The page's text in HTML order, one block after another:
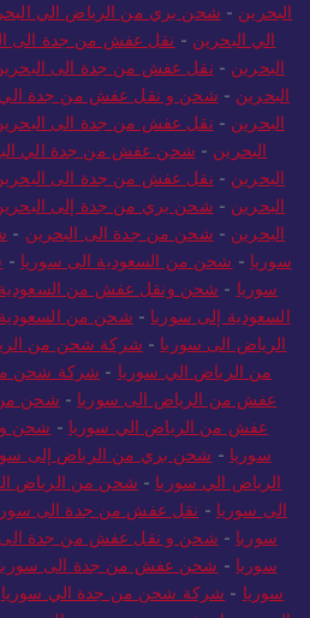
البحرين - شحن بري من الرياض الي
الي البحرين - نقل عفش من جدة الى
البحرين - نقل عفش من جدة الى
البحرين - شحن و نقل عفش من جدة الي
البحرين - نقل عفش من جدة الى
البحرين - شحن عفش من جدة الي
البحرين - نقل عفش من جدة الى
البحرين - شحن بري من جدة إلى
البحرين - شحن من جدة الى البحرين -
سوريا - شحن من السعودية الى سوريا -
سوريا - شحن ونقل عفش من السعودية
السعودية إلى سوريا - شحن من
الرياض الى سوريا - شركة شحن من
من الرياض الي سوريا - شركة شحن
عفش من الرياض الى سوريا - شحن من
عفش من الرياض الي سوريا - شحن
سوريا - شحن بري من الرياض إلى
الرياض الي سوريا - شحن من الرياض
الى سوريا - نقل عفش من جدة الى
سوريا - شحن و نقل عفش من جدة الى
سوريا - شحن عفش من جدة الى
سوريا - شركة شحن من جدة الي سوريا